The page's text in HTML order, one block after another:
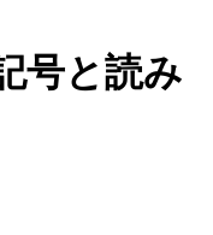
号と読み